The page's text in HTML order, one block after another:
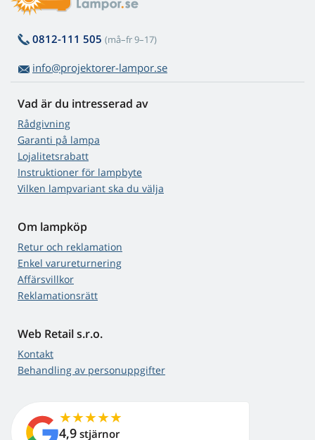
0812-111 505 (må–fr 9–17)
info@projektorer-lampor.se
Vad är du intresserad av
Rådgivning
Garanti på lampa
Lojalitetsrabatt
Instruktioner för lampbyte
Vilken lampvariant ska du välja
Om lampköp
Retur och reklamation
Enkel varureturnering
Affärsvillkor
Reklamationsrätt
Web Retail s.r.o.
Kontakt
Behandling av personuppgifter
4,9 stjärnor